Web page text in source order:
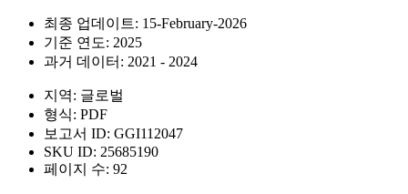
최종 업데이트: 15-February-2026
기준 연도: 2025
과거 데이터: 2021 - 2024
지역: 글로벌
형식: PDF
보고서 ID: GGI112047
SKU ID: 25685190
페이지 수: 92